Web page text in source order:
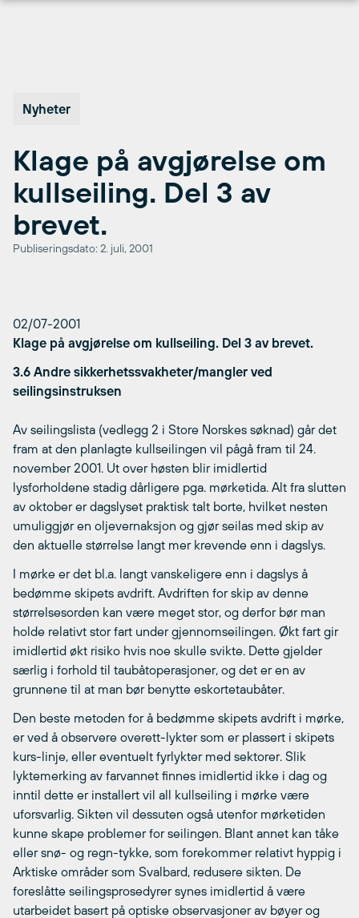
Nyheter
Klage på avgjørelse om
kullseiling. Del 3 av
brevet.
Publiseringsdato: 2. juli, 2001
02/07-2001
Klage på avgjørelse om kullseiling. Del 3 av brevet.
3.6 Andre sikkerhetssvakheter/mangler ved
seilingsinstruksen
Av seilingslista (vedlegg 2 i Store Norskes søknad) går det
fram at den planlagte kullseilingen vil pågå fram til 24.
november 2001. Ut over høsten blir imidlertid
lysforholdene stadig dårligere pga. mørketida. Alt fra slutten
av oktober er dagslyset praktisk talt borte, hvilket nesten
umuliggjør en oljevernaksjon og gjør seilas med skip av
den aktuelle størrelse langt mer krevende enn i dagslys.
I mørke er det bl.a. langt vanskeligere enn i dagslys å
bedømme skipets avdrift. Avdriften for skip av denne
størrelsesorden kan være meget stor, og derfor bør man
holde relativt stor fart under gjennomseilingen. Økt fart gir
imidlertid økt risiko hvis noe skulle svikte. Dette gjelder
særlig i forhold til taubåtoperasjoner, og det er en av
grunnene til at man bør benytte eskortetaubåter.
Den beste metoden for å bedømme skipets avdrift i mørke,
er ved å observere overett-lykter som er plassert i skipets
kurs-linje, eller eventuelt fyrlykter med sektorer. Slik
lyktemerking av farvannet finnes imidlertid ikke i dag og
inntil dette er installert vil all kullseiling i mørke være
uforsvarlig. Sikten vil dessuten også utenfor mørketiden
kunne skape problemer for seilingen. Blant annet kan tåke
eller snø- og regn-tykke, som forekommer relativt hyppig i
Arktiske områder som Svalbard, redusere sikten. De
foreslåtte seilingsprosedyrer synes imidlertid å være
utarbeidet basert på optiske observasjoner av bøyer og